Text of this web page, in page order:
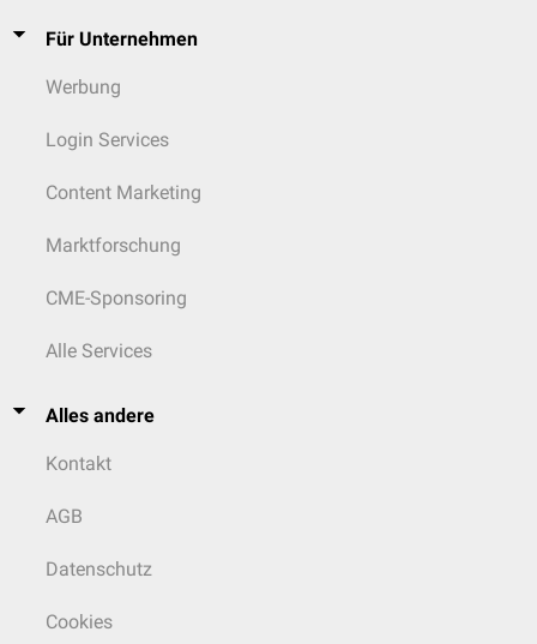
Für Unternehmen
Werbung
Login Services
Content Marketing
Marktforschung
CME-Sponsoring
Alle Services
Alles andere
Kontakt
AGB
Datenschutz
Cookies